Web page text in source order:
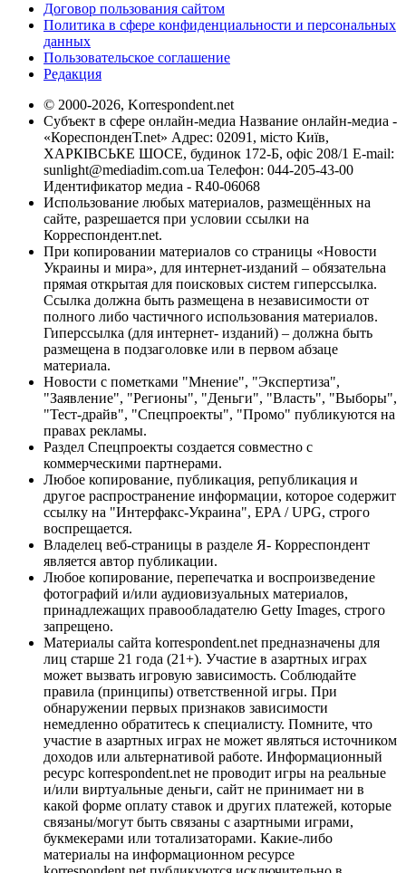
Договор пользования сайтом
Политика в сфере конфиденциальности и персональных
данных
Пользовательское соглашение
Редакция
© 2000-2026, Korrespondent.net
Субъект в сфере онлайн-медиа Название онлайн-медиа -
«КореспонденТ.net» Адрес: 02091, місто Київ,
ХАРКІВСЬКЕ ШОСЕ, будинок 172-Б, офіс 208/1 E-mail:
sunlight@mediadim.com.ua Телефон: 044-205-43-00
Идентификатор медиа - R40-06068
Использование любых материалов, размещённых на
сайте, разрешается при условии ссылки на
Корреспондент.net.
При копировании материалов со страницы «Новости
Украины и мира», для интернет-изданий – обязательна
прямая открытая для поисковых систем гиперссылка.
Ссылка должна быть размещена в независимости от
полного либо частичного использования материалов.
Гиперссылка (для интернет- изданий) – должна быть
размещена в подзаголовке или в первом абзаце
материала.
Новости с пометками "Мнение", "Экспертиза",
"Заявление", "Регионы", "Деньги", "Власть", "Выборы",
"Тест-драйв", "Спецпроекты", "Промо" публикуются на
правах рекламы.
Раздел Спецпроекты создается совместно с
коммерческими партнерами.
Любое копирование, публикация, републикация и
другое распространение информации, которое содержит
ссылку на "Интерфакс-Украина", EPA / UPG, строго
воспрещается.
Владелец веб-страницы в разделе Я- Корреспондент
является автор публикации.
Любое копирование, перепечатка и воспроизведение
фотографий и/или аудиовизуальных материалов,
принадлежащих правообладателю Getty Images, строго
запрещено.
Материалы сайта korrespondent.net предназначены для
лиц старше 21 года (21+). Участие в азартных играх
может вызвать игровую зависимость. Соблюдайте
правила (принципы) ответственной игры. При
обнаружении первых признаков зависимости
немедленно обратитесь к специалисту. Помните, что
участие в азартных играх не может являться источником
доходов или альтернативой работе. Информационный
ресурс korrespondent.net не проводит игры на реальные
и/или виртуальные деньги, сайт не принимает ни в
какой форме оплату ставок и других платежей, которые
связаны/могут быть связаны с азартными играми,
букмекерами или тотализаторами. Какие-либо
материалы на информационном ресурсе